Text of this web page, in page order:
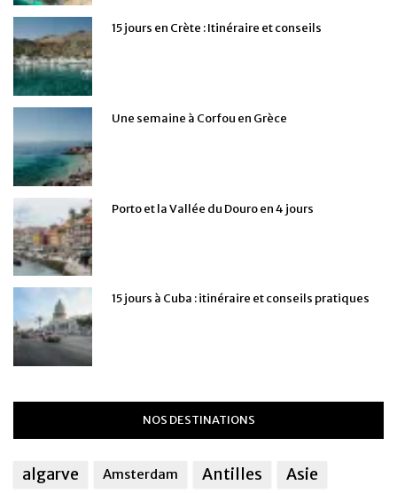
15 jours en Crète : Itinéraire et conseils
Une semaine à Corfou en Grèce
Porto et la Vallée du Douro en 4 jours
15 jours à Cuba : itinéraire et conseils pratiques
NOS DESTINATIONS
algarve Amsterdam Antilles
Asie